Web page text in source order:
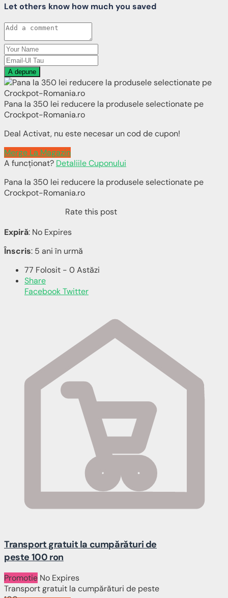
Let others know how much you saved
A depune
Pana la 350 lei reducere la produsele selectionate pe
Crockpot-Romania.ro
Deal Activat, nu este necesar un cod de cupon!
Merge La Magazin
A funcționat? Detaliile Cuponului
Pana la 350 lei reducere la produsele selectionate pe
Crockpot-Romania.ro
Rate this post
Expiră: No Expires
Înscris: 5 ani în urmă
77 Folosit - 0 Astăzi
Share
FacebookTwitter
Transport gratuit la cumpărături de
peste 100 ron
Promotie No Expires
Transport gratuit la cumpărături de peste